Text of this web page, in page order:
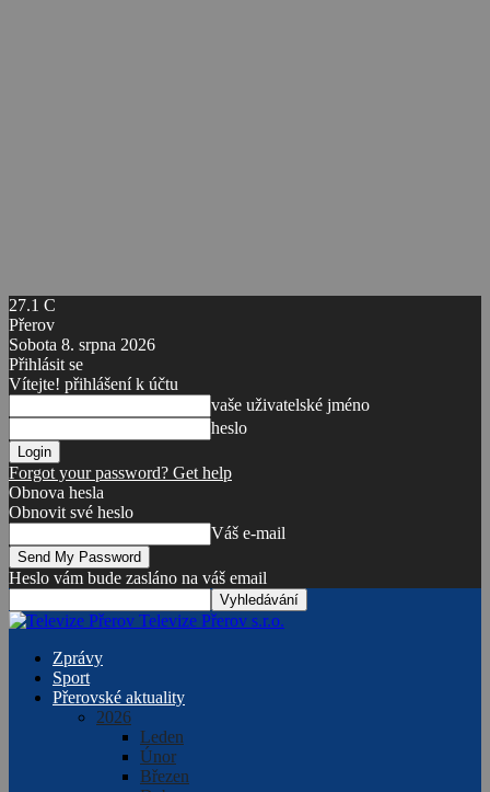
27.1 C
Přerov
Sobota 8. srpna 2026
Přihlásit se
Vítejte! přihlášení k účtu
vaše uživatelské jméno
heslo
Forgot your password? Get help
Obnova hesla
Obnovit své heslo
Váš e-mail
Heslo vám bude zasláno na váš email
Televize Přerov s.r.o.
Zprávy
Sport
Přerovské aktuality
2026
Leden
Únor
Březen